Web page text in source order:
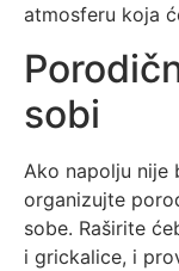
atmosferu koja
sobi
Ako napolju nije
organizujte
sobe. Raširite
i grickalice, i